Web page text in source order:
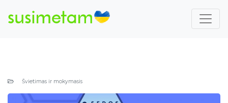
Švietimas ir mokymasis